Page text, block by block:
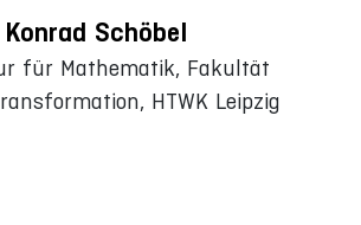
Konrad Schöbel
für Mathematik, Fakultät
HTWK Leipzig